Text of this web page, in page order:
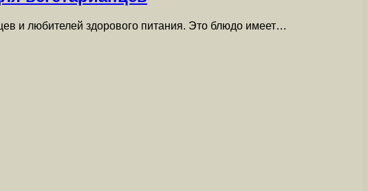
и любителей здорового питания. Это блюдо имеет…